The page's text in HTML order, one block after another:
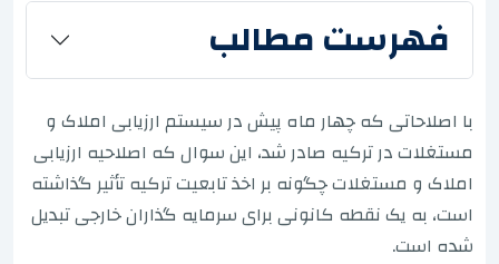
فهرست مطالب
با اصلاحاتی که چهار ماه پیش در سیستم ارزیابی املاک و
مستغلات در ترکیه صادر شد، این سوال که اصلاحیه ارزیابی
املاک و مستغلات چگونه بر اخذ تابعیت ترکیه تأثیر گذاشته
است، به یک نقطه کانونی برای سرمایه گذاران خارجی تبدیل
شده است.